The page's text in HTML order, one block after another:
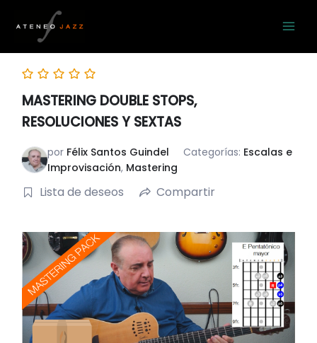
contenido
MASTERING DOUBLE STOPS,
RESOLUCIONES Y SEXTAS
por Félix Santos Guindel Categorías: Escalas e
Improvisación, Mastering
Lista de deseos Compartir